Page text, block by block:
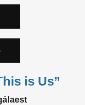
is Us”